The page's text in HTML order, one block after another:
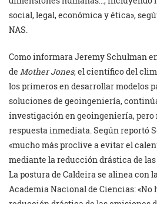
social, legal, económica y ética»,
NAS.
Como informara Jeremy Schulman
de Mother Jones, el científico del
los primeros en desarrollar modelos
soluciones de geoingeniería,
investigación en geoingeniería, pero
respuesta inmediata. Según reportó
«mucho más proclive a evitar el
mediante la reducción drástica de las
La postura de Caldeira se alinea con
Academia Nacional de Ciencias: «No